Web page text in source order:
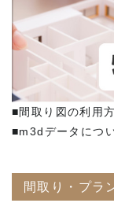
■間取り図の利用
■m3dデータにつ
間取り・プラ